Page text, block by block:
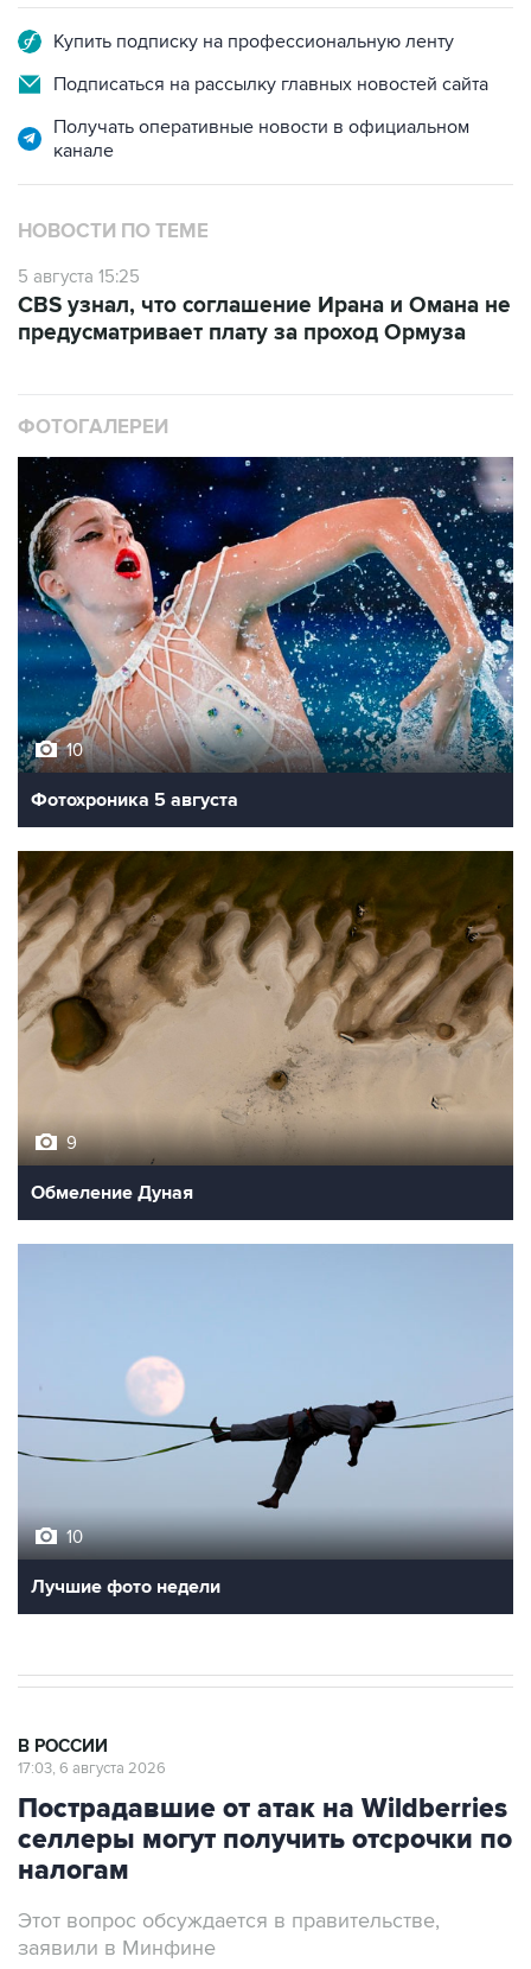
Купить подписку на профессиональную ленту
Подписаться на рассылку главных новостей сайта
Получать оперативные новости в официальном
канале
НОВОСТИ ПО ТЕМЕ
5 августа 15:25
CBS узнал, что соглашение Ирана и Омана не
предусматривает плату за проход Ормуза
ФОТОГАЛЕРЕИ
10
Фотохроника 5 августа
9
Обмеление Дуная
10
Лучшие фото недели
В РОССИИ
17:03, 6 августа 2026
Пострадавшие от атак на Wildberries
селлеры могут получить отсрочки по
налогам
Этот вопрос обсуждается в правительстве,
заявили в Минфине